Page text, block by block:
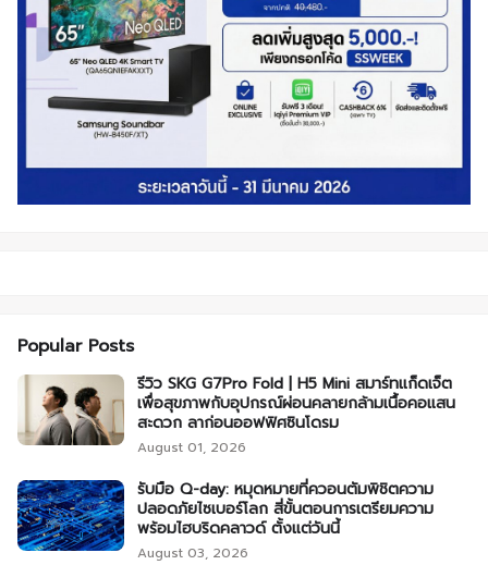
Popular Posts
รีวิว SKG G7Pro Fold | H5 Mini สมาร์ทแก็ดเจ็ต
เพื่อสุขภาพกับอุปกรณ์ผ่อนคลายกล้ามเนื้อคอแสน
สะดวก ลาก่อนออฟฟิศซินโดรม
August 01, 2026
รับมือ Q-day: หมุดหมายที่ควอนตัมพิชิตความ
ปลอดภัยไซเบอร์โลก สี่ขั้นตอนการเตรียมความ
พร้อมไฮบริดคลาวด์ ตั้งแต่วันนี้
August 03, 2026